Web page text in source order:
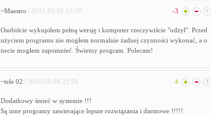
~Maestro | 2011.02.02 15:50 -3
Osobiście wykupiłem pełną wersję i komputer rzeczywiście "odżył". Przed
użyciem programu nie mogłem normalnie żadnej czynności wykonać, a o
necie mogłem zapomnieć. Świetny program. Polecam!
~tele 02 | 2010.09.09 22:51 4
Dodatkowy śmieć w systemie !!!
Są inne programy zawierające lepsze rozwiązania i darmowe !!!!!